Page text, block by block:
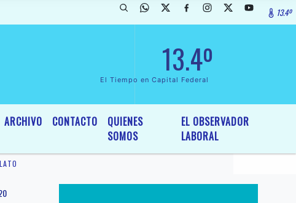
de InterÃ©s General y Legislativo, por Ordenanza NÂº 6236/19 del13.4º
13.4º
El Tiempo en Capital Federal
ARCHIVO CONTACTO
QUIENES
SOMOS
EL OBSERVADOR
LABORAL